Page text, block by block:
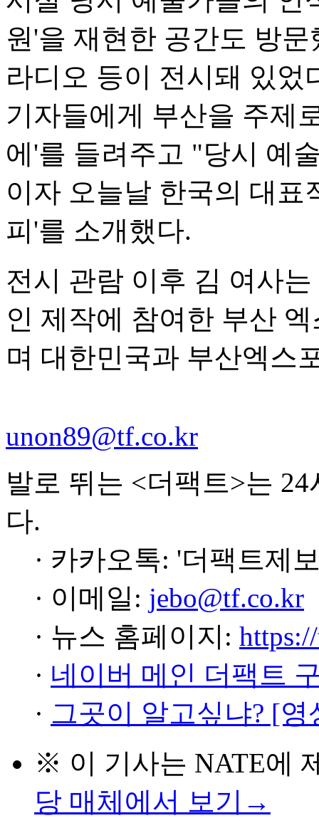
원'을 재현한 공간도 방
라디오 등이 전시돼 있었
기자들에게 부산을 주제
에'를 들려주고 "당시 예
이자 오늘날 한국의 대
피'를 소개했다.
전시 관람 이후 김 여사
인 제작에 참여한 부산
며 대한민국과 부산엑스
unon89@tf.co.kr
발로 뛰는 <더팩트>는
다.
· 카카오톡: '더팩트제
· 이메일: jebo@tf.co.kr
· 뉴스 홈페이지:
· 네이버 메인 더팩트
· 그곳이 알고싶냐? [
※ 이 기사는 NATE에
당 매체에서 보기→